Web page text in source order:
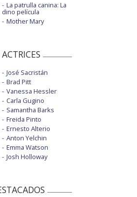
La patrulla canina: La
dino película
Mother Mary
José Sacristán
Brad Pitt
Vanessa Hessler
Carla Gugino
Samantha Barks
Freida Pinto
Ernesto Alterio
Anton Yelchin
Emma Watson
Josh Holloway